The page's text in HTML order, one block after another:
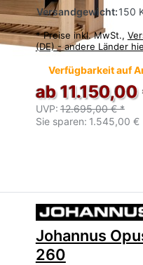
Versandgewicht:150
* Preise inkl. MwSt.,
(DE) - andere Länder
Verfügbarkeit auf
ab
UVP: 12.695,00 € *
Sie sparen: 1.545,00 €
Johannus
260